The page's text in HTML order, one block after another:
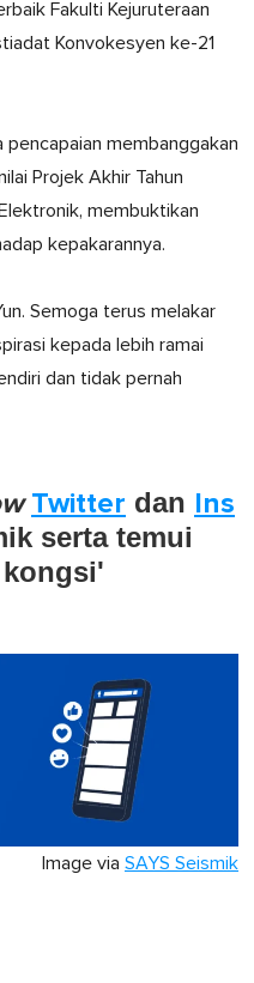
Fakulti Kejuruteraan
Konvokesyen ke-21
pencapaian membanggakan
Projek Akhir Tahun
membuktikan
kepakarannya.
Semoga terus melakar
kepada lebih ramai
dan tidak pernah
Twitter dan Ins
serta temui
Image via SAYS Seismik